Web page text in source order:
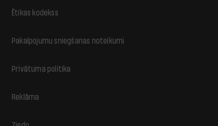
Ētikas kodekss
Pakalpojumu sniegšanas noteikumi
Privātuma politika
Reklāma